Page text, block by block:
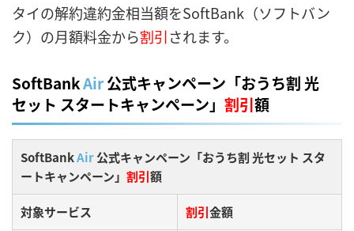
タイの解約違約金相当額をSoftBank（ソフトバン
ク）の月額料金から割引されます。
SoftBankAir公式キャンペーン「おうち割 光
セット スタートキャンペーン」 割引額
SoftBankAir公式キャンペーン「おうち割 光セット スタ
ートキャンペーン」 割引額
対象サービス 割引金額